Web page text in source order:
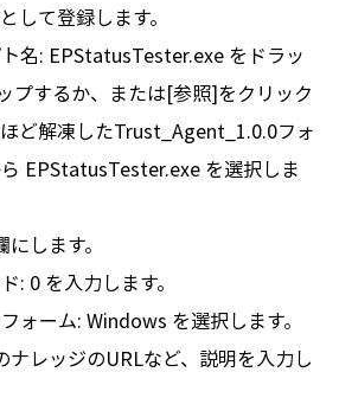
して登録します。
名: EPStatusTester.exe をドラッ
プするか、または[参照]をクリック
ど解凍したTrust_Agent_1.0.0フォ
EPStatusTester.exe を選択しま
します。
: 0 を入力します。
ォーム: Windows を選択します。
ナレッジのURLなど、説明を入力し